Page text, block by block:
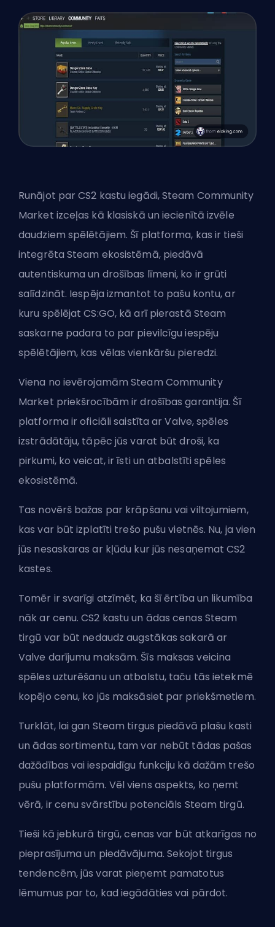
Runājot par CS2 kastu iegādi, Steam Community
Market izceļas kā klasiskā un iecienītā izvēle
daudziem spēlētājiem. Šī platforma, kas ir tieši
integrēta Steam ekosistēmā, piedāvā
autentiskuma un drošības līmeni, ko ir grūti
salīdzināt. Iespēja izmantot to pašu kontu, ar
kuru spēlējat CS:GO, kā arī pierastā Steam
saskarne padara to par pievilcīgu iespēju
spēlētājiem, kas vēlas vienkāršu pieredzi.
Viena no ievērojamām Steam Community
Market priekšrocībām ir drošības garantija. Šī
platforma ir oficiāli saistīta arValve, spēles
izstrādātāju, tāpēc jūs varat būt droši, ka
pirkumi, ko veicat, ir īsti un atbalstīti spēles
ekosistēmā.
Tas novērš bažas par krāpšanu vai viltojumiem,
kas var būt izplatīti trešo pušu vietnēs. Nu, ja vien
jūs nesaskaras ar kļūdu kur jūs nesaņemat CS2
kastes.
Tomēr ir svarīgi atzīmēt, ka šī ērtība un likumība
nāk ar cenu. CS2 kastu un ādas cenas Steam
tirgū var būt nedaudz augstākas sakarā ar
Valve darījumu maksām. Šīs maksas veicina
spēles uzturēšanu un atbalstu, taču tās ietekmē
kopējo cenu, ko jūs maksāsiet par priekšmetiem.
Turklāt, lai gan Steam tirgus piedāvā plašu kasti
un ādas sortimentu, tam var nebūt tādas pašas
dažādības vai iespaidīgu funkciju kā dažām trešo
pušu platformām. Vēl viens aspekts, ko ņemt
vērā, ir cenu svārstību potenciāls Steam tirgū.
Tieši kā jebkurā tirgū, cenas var būt atkarīgas no
pieprasījuma un piedāvājuma. Sekojot tirgus
tendencēm, jūs varat pieņemt pamatotus
lēmumus par to, kad iegādāties vai pārdot.